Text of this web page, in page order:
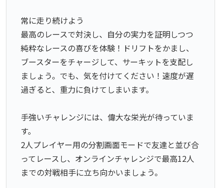
常に走り続けよう
最高のレースで対決し、自分の実力を証明しつつ
純粋なレースの喜びを体験！ドリフトをかまし、
ブースターをチャージして、サーキットを支配し
ましょう。でも、気を付けてください！速度が遅
過ぎると、重力に負けてしまいます。
手強いチャレンジには、偉大な栄光が待っていま
す。
2人プレイヤー用の分割画面モードで友達と並び合
ってレースし、オンラインチャレンジで最高12人
までの対戦相手に立ち向かいましょう。